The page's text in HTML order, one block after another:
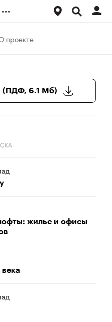
...
проекте
(ПДФ, 6.1 Мб)
жилье и офисы